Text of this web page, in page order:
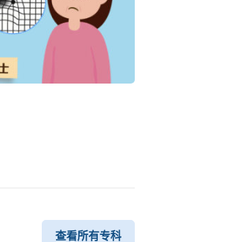
查看所有专科